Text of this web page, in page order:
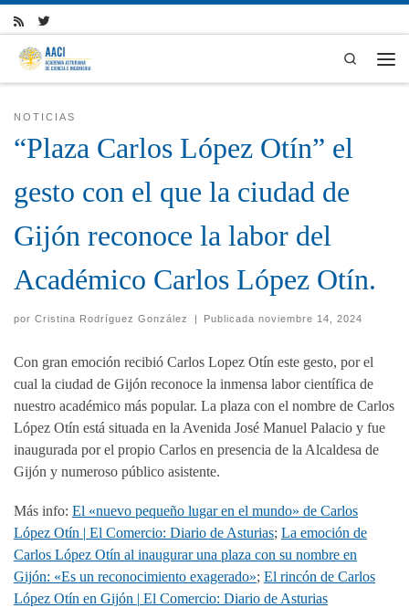
Skip to content
Search
NOTICIAS
“Plaza Carlos López Otín” el
gesto con el que la ciudad de
Gijón reconoce la labor del
Académico Carlos López Otín.
por Cristina Rodríguez González | Publicadanoviembre 14, 2024
Con gran emoción recibió Carlos Lopez Otín este gesto, por el
cual la ciudad de Gijón reconoce la inmensa labor científica de
nuestro académico más popular. La plaza con el nombre de Carlos
López Otín está situada en la Avenida José Manuel Palacio y fue
inaugurada por el propio Carlos en presencia de la Alcaldesa de
Gijón y numeroso público asistente.
Más info: El «nuevo pequeño lugar en el mundo» de Carlos
López Otín | El Comercio: Diario de Asturias; La emoción de
Carlos López Otín al inaugurar una plaza con su nombre en
Gijón: «Es un reconocimiento exagerado»; El rincón de Carlos
López Otín en Gijón | El Comercio: Diario de Asturias